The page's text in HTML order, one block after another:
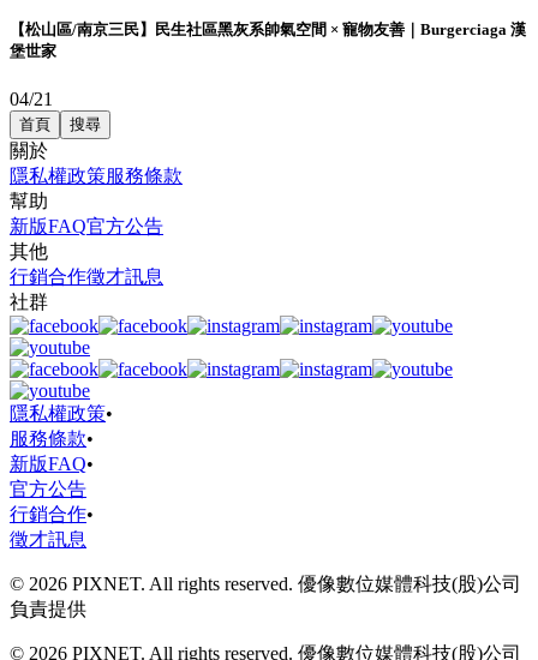
【松山區/南京三民】民生社區黑灰系帥氣空間 × 寵物友善｜Burgerciaga 漢
堡世家
04/21
首頁 搜尋
關於
隱私權政策服務條款
幫助
新版FAQ官方公告
其他
行銷合作徵才訊息
社群
隱私權政策•
服務條款•
新版FAQ•
官方公告
行銷合作•
徵才訊息
© 2026 PIXNET. All rights reserved. 優像數位媒體科技(股)公司
負責提供
© 2026 PIXNET. All rights reserved. 優像數位媒體科技(股)公司